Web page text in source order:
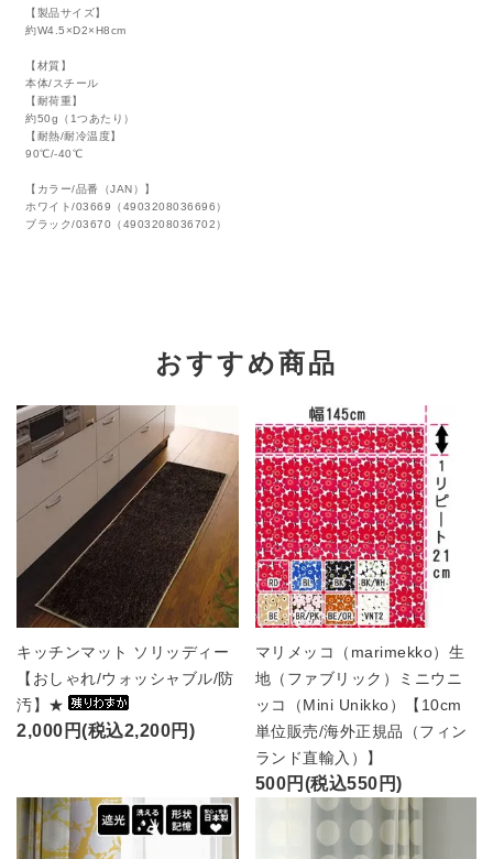
【製品サイズ】
約W4.5×D2×H8cm
【材質】
本体/スチール
【耐荷重】
約50g（1つあたり）
【耐熱/耐冷温度】
90℃/-40℃
【カラー/品番（JAN）】
ホワイト/03669（4903208036696）
ブラック/03670（4903208036702）
おすすめ商品
キッチンマット ソリッディー
【おしゃれ/ウォッシャブル/防
汚】★
2,000円(税込2,200円)
マリメッコ（marimekko）生
地（ファブリック）ミニウニ
ッコ（Mini Unikko）【10cm
単位販売/海外正規品（フィン
ランド直輸入）】
500円(税込550円)